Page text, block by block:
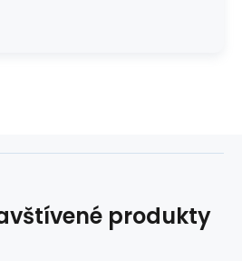
produkty